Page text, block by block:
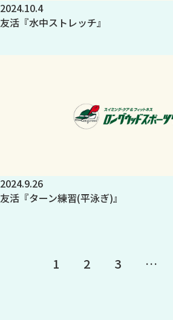
2024.10.4
友活『水中ストレッチ』
2024.9.26
友活『ターン練習(平泳ぎ)』
1 2 3 …